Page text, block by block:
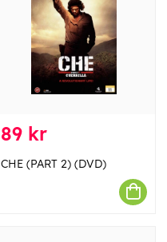
89 kr
CHE (PART 2) (DVD)